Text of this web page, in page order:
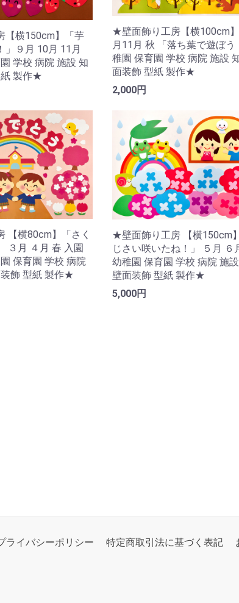
【横150cm】「芋
」９月 10月 11月
学校 病院 施設 知
紙 製作★
★壁面飾り工房【横100cm
月11月 秋 「落ち葉で遊ぼう
稚園 保育園 学校 病院 施設
面装飾 型紙 製作★
2,000円
【横80cm】「さく
３月 ４月 春 入園
保育園 学校 病院
飾 型紙 製作★
★壁面飾り工房 【横150cm
じさい咲いたね！」 ５月 ６
幼稚園 保育園 学校 病院 施
壁面装飾 型紙 製作★
5,000円
ライバシーポリシー 特定商取引法に基づく表記